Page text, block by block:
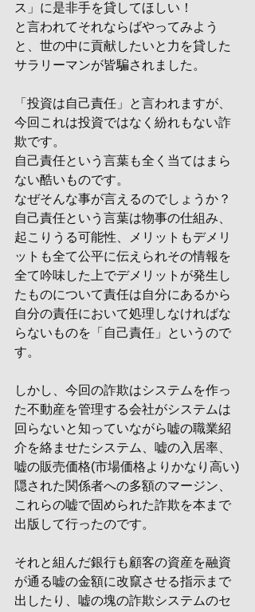
ス」に是非手を貸してほしい！
と言われてそれならばやってみよう
と、世の中に貢献したいと力を貸した
サラリーマンが皆騙されました。
「投資は自己責任」と言われますが、
今回これは投資ではなく紛れもない詐
欺です。
自己責任という言葉も全く当てはまら
ない酷いものです。
なぜそんな事が言えるのでしょうか？
自己責任という言葉は物事の仕組み、
起こりうる可能性、メリットもデメリ
ットも全て公平に伝えられその情報を
全て吟味した上でデメリットが発生し
たものについて責任は自分にあるから
自分の責任において処理しなければな
らないものを「自己責任」というので
す。
しかし、今回の詐欺はシステムを作っ
た不動産を管理する会社がシステムは
回らないと知っていながら嘘の職業紹
介を絡ませたシステム、嘘の入居率、
嘘の販売価格(市場価格よりかなり高い)
隠された関係者への多額のマージン、
これらの嘘で固められた詐欺を本まで
出版して行ったのです。
それと組んだ銀行も顧客の資産を融資
が通る嘘の金額に改竄させる指示まで
出したり、嘘の塊の詐欺システムのセ